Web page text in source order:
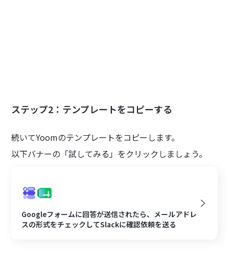
ステップ2：テンプレートをコピーする
続いてYoomのテンプレートをコピーします。
以下バナーの「試してみる」をクリックしましょう。
Googleフォームに回答が送信されたら、メールアドレ
スの形式をチェックしてSlackに確認依頼を送る